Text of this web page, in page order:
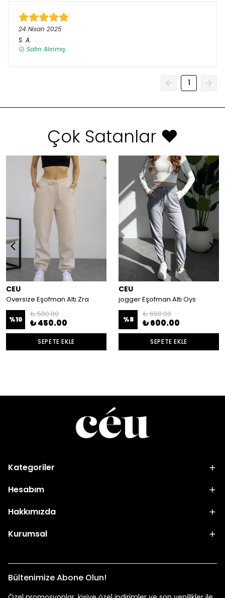
24 Nisan 2025
S. A.
Satın Alınmış
1
Çok Satanlar ❤️
CEU
Oversize Eşofman Altı Zra
%10
₺ 500.00
₺ 450.00
SEPETE EKLE
CEU
jogger Eşofman Altı Oys
%8
₺ 650.00
₺ 600.00
SEPETE EKLE
Kategoriler
Hesabım
Hakkımızda
Kurumsal
Bültenimize Abone Olun!